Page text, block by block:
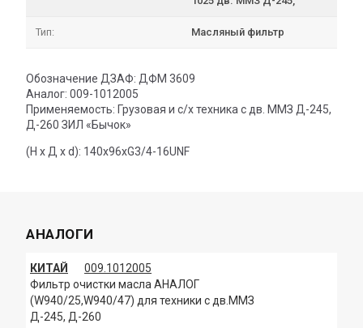
Тип: Масляный фильтр
Обозначение ДЗАФ: ДФМ 3609
Аналог: 009-1012005
Применяемость: Грузовая и с/х техника с дв. ММЗ Д-245,
Д-260 ЗИЛ «Бычок»
(Н х Д х d): 140х96хG3/4-16UNF
АНАЛОГИ
КИТАЙ
009.1012005
Фильтр очистки масла АНАЛОГ
(W940/25,W940/47) для техники с дв.ММЗ
Д-245, Д-260